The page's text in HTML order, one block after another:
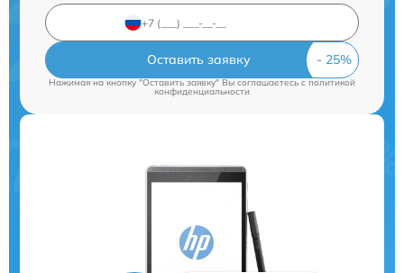
Оставить заявку
Нажимая на кнопку "Оставить заявку" Вы соглашаетесь cполитикой
конфиденциальности